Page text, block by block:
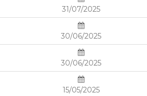
31/07/2025
30/06/2025
30/06/2025
15/05/2025